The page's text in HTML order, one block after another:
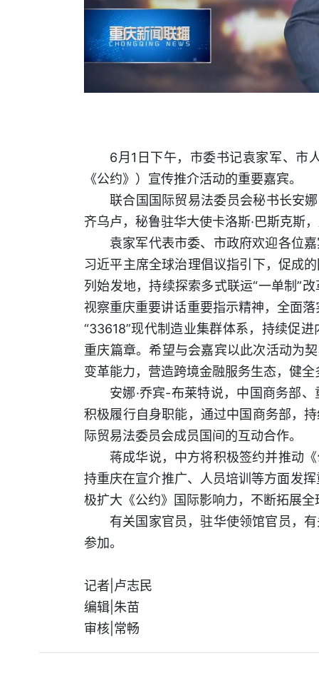
6月1日下午，市委书记袁家军、市
《公约》）宣传推介活动的重要嘉宾。
联合国国际贸易法委员会秘书长安
齐乌卢，秘鲁驻华大使卡洛斯·巴斯克斯
袁家军代表市委、市政府欢迎各位
习近平主席全球治理倡议指引下，促成
列始发地，持续探索多式联运“一单制”
视察重庆重要讲话重要指示精神，全面
“33618”现代制造业集群体系，持续促
重庆篇章。希望与会嘉宾以此次活动为
变革能力，营造跨境金融服务生态，健
安娜·乔宾-布莱特说，中国商务部
积极履行自身职能，通过中国商务部，
际贸易法委员会成员国间的互动合作。
蒋成华说，中方将积极签约并推动
持重庆在宣介推广、人员培训等方面发
极扩大《公约》国际影响力，不断拓展
有关国家官员，驻华使领馆官员，
参加。
记者|卢志民
编辑|朱苗
审核|常畅